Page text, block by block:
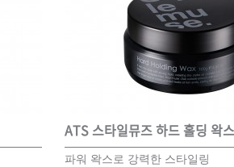
ATS 스타일뮤즈 하드 홀딩 왁
파워 왁스로 강력한 스타일링